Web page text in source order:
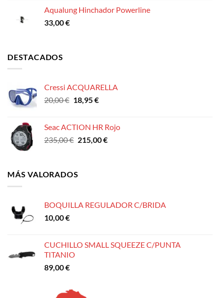
Aqualung Hinchador Powerline
33,00€
DESTACADOS
Cressi ACQUARELLA
20,00€ El
era:
20,00 €.
18,95€El
es:
18,95 €.
Seac ACTION HR Rojo
235,00€ El
era:
215,00€El
MÁS VALORADOS
BOQUILLA REGULADOR C/BRIDA
10,00€
CUCHILLO SMALL SQUEEZE C/PUNTA
TITANIO
89,00€